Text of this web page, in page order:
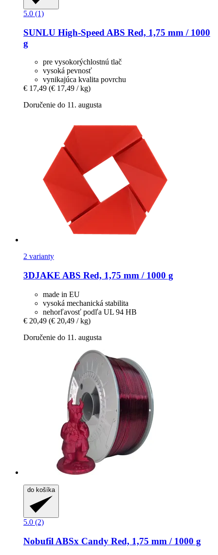
5.0 (1)
SUNLU High-​Speed ABS Red, 1,75 mm / 1000
g
pre vysokorýchlostnú tlač
vysoká pevnosť
vynikajúca kvalita povrchu
€ 17,49 (€ 17,49 / kg)
Doručenie do 11. augusta
2 varianty
3DJAKE ABS Red, 1,75 mm / 1000 g
made in EU
vysoká mechanická stabilita
nehorľavosť podľa UL 94 HB
€ 20,49 (€ 20,49 / kg)
Doručenie do 11. augusta
do košíka
5.0 (2)
Nobufil ABSx Candy Red, 1,75 mm / 1000 g